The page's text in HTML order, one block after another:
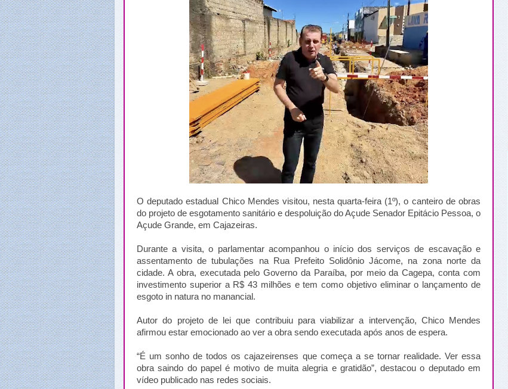
O deputado estadual Chico Mendes visitou, nesta quarta-feira (1º), o canteiro de obras
do projeto de esgotamento sanitário e despoluição do Açude Senador Epitácio Pessoa, o
Açude Grande, em Cajazeiras.
Durante a visita, o parlamentar acompanhou o início dos serviços de escavação e
assentamento de tubulações na Rua Prefeito Solidônio Jácome, na zona norte da
cidade. A obra, executada pelo Governo da Paraíba, por meio da Cagepa, conta com
investimento superior a R$ 43 milhões e tem como objetivo eliminar o lançamento de
esgoto in natura no manancial.
Autor do projeto de lei que contribuiu para viabilizar a intervenção, Chico Mendes
afirmou estar emocionado ao ver a obra sendo executada após anos de espera.
“É um sonho de todos os cajazeirenses que começa a se tornar realidade. Ver essa
obra saindo do papel é motivo de muita alegria e gratidão”, destacou o deputado em
vídeo publicado nas redes sociais.